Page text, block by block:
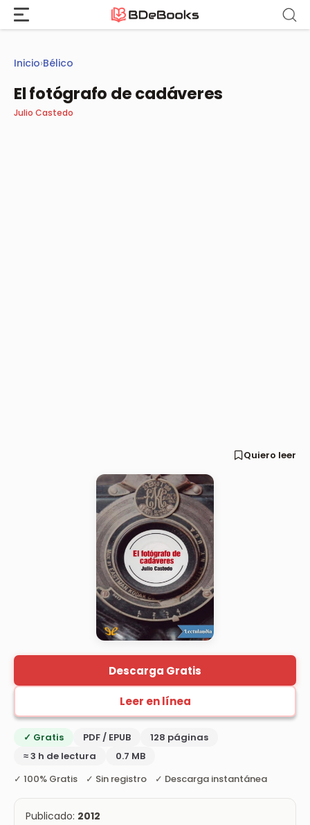
Saltar
contenido
Inicio›Bélico
El fotógrafo de cadáveres
Julio Castedo
Quiero leer
Descarga Gratis
Leer en línea
✓ Gratis PDF / EPUB
128 páginas
≈ 3 h de lectura
0.7 MB
✓ 100% Gratis ✓ Sin registro ✓ Descarga instantánea
Publicado: 2012